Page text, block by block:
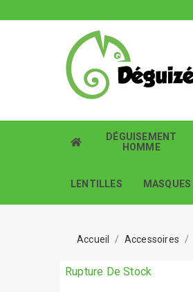
DÉGUISEMENT
HOMME
LENTILLES MASQUES
Accueil Accessoires
Rupture De Stock